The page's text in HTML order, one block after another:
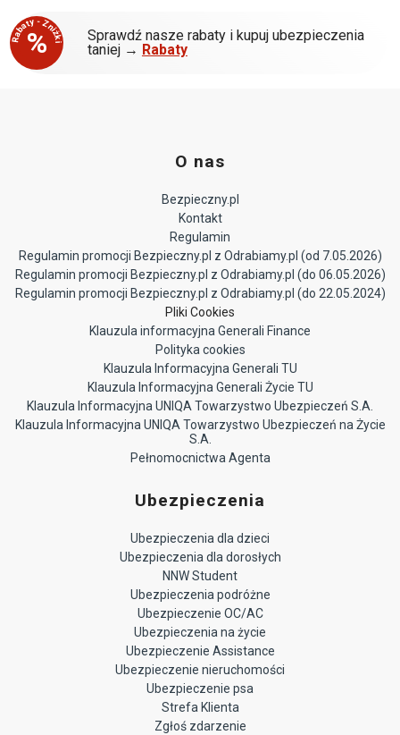
%
Rabaty - Zniżki
Sprawdź nasze rabaty i kupuj ubezpieczenia
taniej → Rabaty
O nas
Bezpieczny.pl
Kontakt
Regulamin
Regulamin promocji Bezpieczny.pl z Odrabiamy.pl (od 7.05.2026)
Regulamin promocji Bezpieczny.pl z Odrabiamy.pl (do 06.05.2026)
Regulamin promocji Bezpieczny.pl z Odrabiamy.pl (do 22.05.2024)
Pliki Cookies
Klauzula informacyjna Generali Finance
Polityka cookies
Klauzula Informacyjna Generali TU
Klauzula Informacyjna Generali Życie TU
Klauzula Informacyjna UNIQA Towarzystwo Ubezpieczeń S.A.
Klauzula Informacyjna UNIQA Towarzystwo Ubezpieczeń na Życie
S.A.
Pełnomocnictwa Agenta
Ubezpieczenia
Ubezpieczenia dla dzieci
Ubezpieczenia dla dorosłych
NNW Student
Ubezpieczenia podróżne
Ubezpieczenie OC/AC
Ubezpieczenia na życie
Ubezpieczenie Assistance
Ubezpieczenie nieruchomości
Ubezpieczenie psa
Strefa Klienta
Zgłoś zdarzenie